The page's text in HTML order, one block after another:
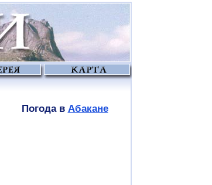
Погода в Абакане